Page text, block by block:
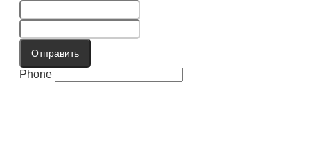
Отправить
Phone